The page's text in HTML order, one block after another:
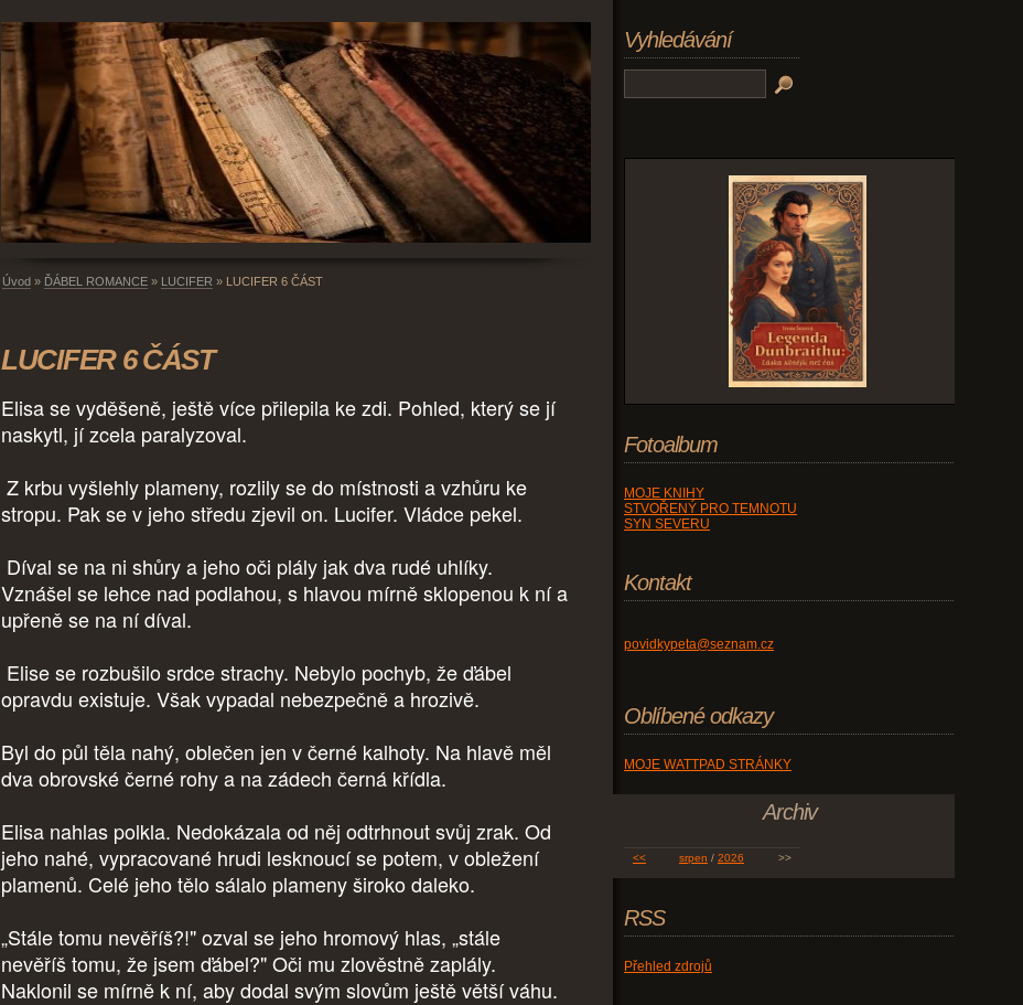
Úvod » ĎÁBEL ROMANCE » LUCIFER » LUCIFER 6 ČÁST
LUCIFER 6 ČÁST
Elisa se vyděšeně, ještě více přilepila ke zdi. Pohled, který se jí
naskytl, jí zcela paralyzoval.
Z krbu vyšlehly plameny, rozlily se do místnosti a vzhůru ke
stropu. Pak se v jeho středu zjevil on. Lucifer. Vládce pekel.
Díval se na ni shůry a jeho oči plály jak dva rudé uhlíky.
Vznášel se lehce nad podlahou, s hlavou mírně sklopenou k ní a
upřeně se na ní díval.
Elise se rozbušilo srdce strachy. Nebylo pochyb, že ďábel
opravdu existuje. Však vypadal nebezpečně a hrozivě.
Byl do půl těla nahý, oblečen jen v černé kalhoty. Na hlavě měl
dva obrovské černé rohy a na zádech černá křídla.
Elisa nahlas polkla. Nedokázala od něj odtrhnout svůj zrak. Od
jeho nahé, vypracované hrudi lesknoucí se potem, v obležení
plamenů. Celé jeho tělo sálalo plameny široko daleko.
„Stále tomu nevěříš?!" ozval se jeho hromový hlas, „stále
nevěříš tomu, že jsem ďábel?" Oči mu zlověstně zaplály.
Naklonil se mírně k ní, aby dodal svým slovům ještě větší váhu.
Vyhledávání
Fotoalbum
MOJE KNIHY
STVOŘENÝ PRO TEMNOTU
SYN SEVERU
Kontakt
povidkypeta@seznam.cz
Oblíbené odkazy
MOJE WATTPAD STRÁNKY
Archiv
<< srpen / 2026 >>
RSS
Přehled zdrojů